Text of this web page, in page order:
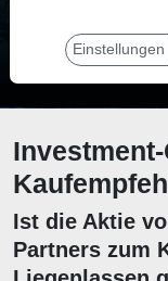
Ist die Aktie
Partners zum
Einstellungen